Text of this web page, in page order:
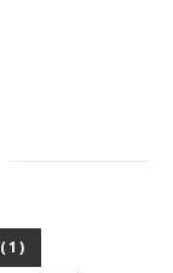
(1)